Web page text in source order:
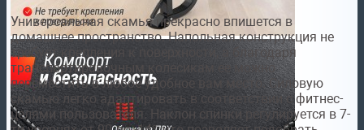
Универсальная скамья прекрасно впишется в
домашнее пространство. Напольная конструкция не
требует крепления к поверхности, а благодаря
транспортировочным колесикам ее можно
переместить в любое удобное вам место. Силовую
скамью легко адаптировать в соответствии с фитнес-
целями пользователя. Наклон спинки регулируется в 7-